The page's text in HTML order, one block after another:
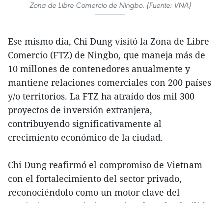
Zona de Libre Comercio de Ningbo. (Fuente: VNA)
Ese mismo día, Chi Dung visitó la Zona de Libre
Comercio (FTZ) de Ningbo, que maneja más de
10 millones de contenedores anualmente y
mantiene relaciones comerciales con 200 países
y/o territorios. La FTZ ha atraído dos mil 300
proyectos de inversión extranjera,
contribuyendo significativamente al
crecimiento económico de la ciudad.
Chi Dung reafirmó el compromiso de Vietnam
con el fortalecimiento del sector privado,
reconociéndolo como un motor clave del